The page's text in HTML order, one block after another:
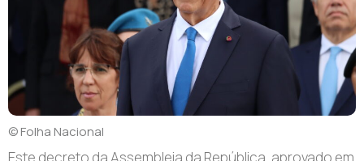
© Folha Nacional